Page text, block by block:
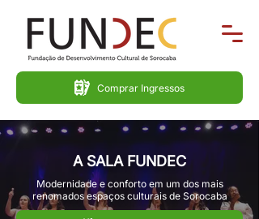
Comprar Ingressos
A SALA FUNDEC
Modernidade e conforto em um dos mais
renomados espaços culturais de Sorocaba